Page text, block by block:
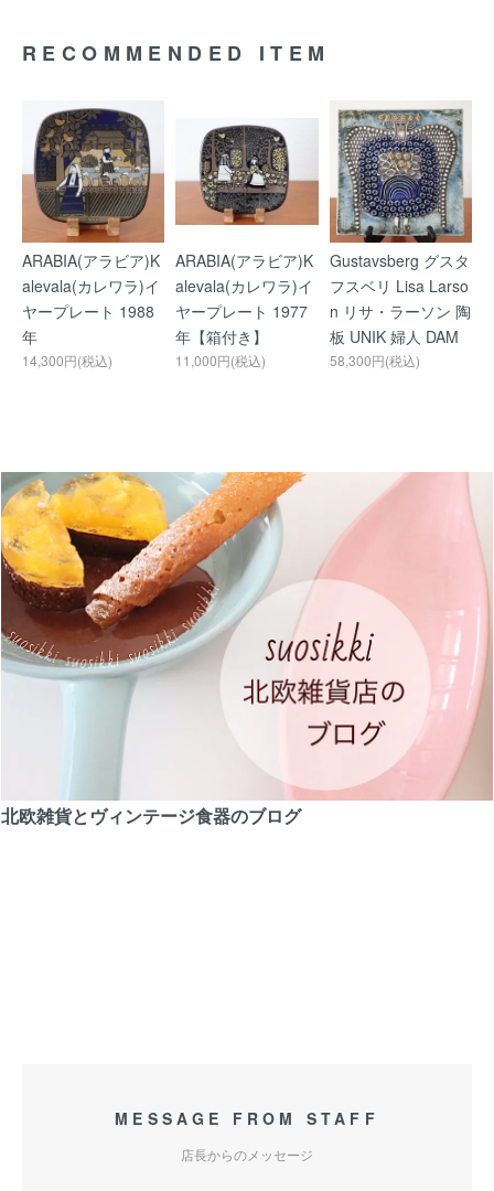
RECOMMENDED ITEM
ARABIA(アラビア)K
alevala(カレワラ)イ
ヤープレート 1988
年
14,300円(税込)
ARABIA(アラビア)K
alevala(カレワラ)イ
ヤープレート 1977
年【箱付き】
11,000円(税込)
Gustavsberg グスタ
フスベリ Lisa Larso
n リサ・ラーソン 陶
板 UNIK 婦人 DAM
58,300円(税込)
北欧雑貨とヴィンテージ食器のブログ
MESSAGE FROM STAFF
店長からのメッセージ